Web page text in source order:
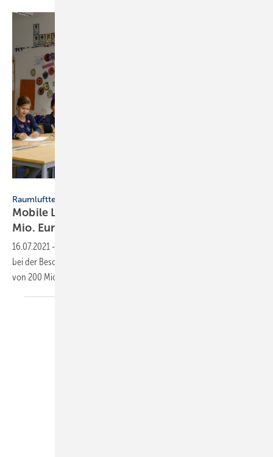
Raumlufttechnik
Mobile Luftreiniger: Bund gibt Ländern 200
Mio. Euro
16.07.2021 -
bei der Beschaffung von mobilen Luftreinigern mit einem Volumen
von 200 Mio. Euro